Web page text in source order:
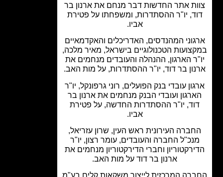
אתר החדשות דבר מנחם את ארנון בר
יו"ר ההסתדרות, ומשפחתו על פטירת
המהנדסים, האדריכלים והאקדמאיים
הטכנולוגיים בישראל, מאיר מלכה,
הארגון, ההנהלה והעובדים מנחמים את
בר דוד, יו"ר ההסתדרות, על מות האב.
עובדי בנק הפועלים, רוני גרפונקל, יו"ר
ועובדי הבנק מנחמים את ארנון בר
יו"ר ההסתדרות החדשה, על פטירת
העירונית ראש העין, שרון עזריאל,
החברה והעובדים, עומר רצון, יו"ר
וחברי הדירקטוריון מנחמים את
ארנון בר דוד על מות האב.